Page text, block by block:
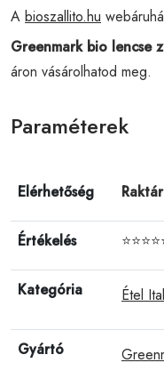
A bioszallito.hu
Greenmark bio lencse
áron vásárolhatod meg.
Paraméterek
Elérhetőség
Értékelés
Kategória Étel Ital
Gyártó